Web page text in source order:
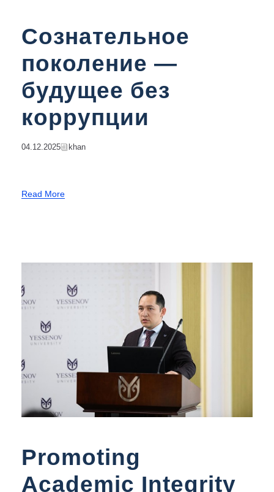
Сознательное
поколение —
будущее без
коррупции
04.12.2025 Khan
Read More
Promoting
Academic Integrity